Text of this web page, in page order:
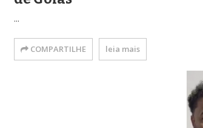
...
COMPARTILHE leia mais